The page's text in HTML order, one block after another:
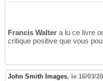
Francis Walter a lu ce livre
critique positive que vous
John Smith Images, le 16/03/